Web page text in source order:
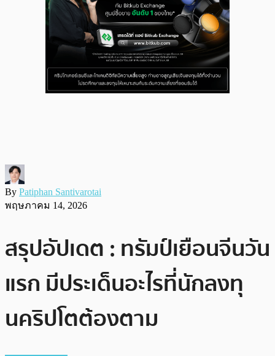
By Patiphan Santivarotai
พฤษภาคม 14, 2026
สรุปอัปเดต : ทรัมป์เยือนจีนวัน
แรก มีประเด็นอะไรที่นักลงทุ
นคริปโตต้องตาม